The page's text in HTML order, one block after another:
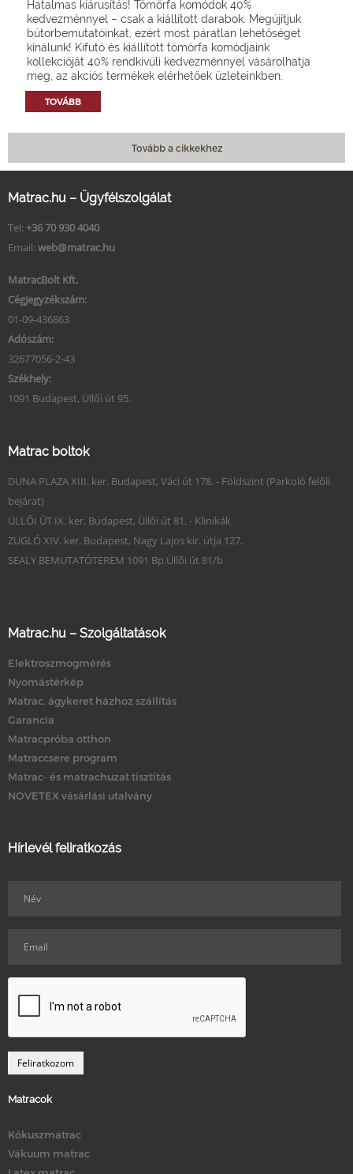
Hatalmas kiárusítás! Tömörfa komódok 40%
kedvezménnyel – csak a kiállított darabok. Megújítjuk
bútorbemutatóinkat, ezért most páratlan lehetőséget
kínálunk! Kifutó és kiállított tömörfa komódjaink
kollekcióját 40% rendkívüli kedvezménnyel vásárolhatja
meg, az akciós termékek elérhetőek üzleteinkben.
TOVÁBB
Tovább a cikkekhez
Matrac.hu – Ügyfélszolgálat
Tel: +36 70 930 4040
Email: web@matrac.hu
MatracBolt Kft.
Cégjegyzékszám:
01-09-436863
Adószám:
32677056-2-43
Székhely:
1091 Budapest, Üllői út 95.
Matrac boltok
DUNA PLAZA XIII. ker. Budapest, Váci út 178. - Földszint (Parkoló felőli
bejárat)
ÜLLŐI ÚT IX. ker. Budapest, Üllői út 81. - Klinikák
ZUGLÓ XIV. ker. Budapest, Nagy Lajos kir. útja 127.
SEALY BEMUTATÓTEREM 1091 Bp.Üllői út 81/b
Matrac.hu – Szolgáltatások
Elektroszmogmérés
Nyomástérkép
Matrac, ágykeret házhoz szállítás
Garancia
Matracpróba otthon
Matraccsere program
Matrac- és matrachuzat tisztítás
NOVETEX vásárlási utalvány
Hírlevél feliratkozás
Matracok
Kókuszmatrac
Vákuum matrac